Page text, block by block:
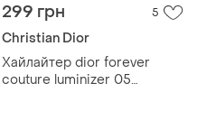
299 грн 5
Christian Dior
Хайлайтер dior forever
couture luminizer 05